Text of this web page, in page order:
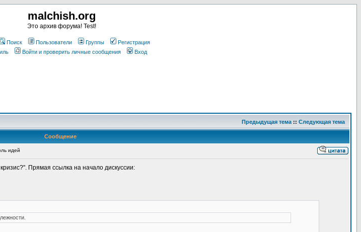
malchish.org
Это архив форума! Test!
Поиск Пользователи Группы
Регистрация
Войти и проверить личные сообщения Вход
Предыдущая тема :: Следующая тема
Сообщение
идей
Прямая ссылка на начало дискуссии: